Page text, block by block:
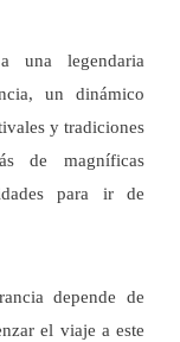
una legendaria
un dinámico
y tradiciones
de magníficas
para ir de
depende de
el viaje a este